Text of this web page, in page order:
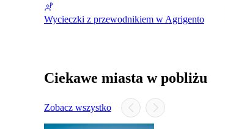
Wycieczki z przewodnikiem w Agrigento
Ciekawe miasta w pobliżu
Zobacz wszystko